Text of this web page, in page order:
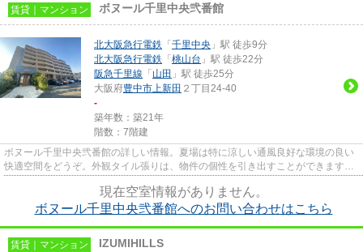
賃貸｜マンション ボヌール千里中央弐番館
北大阪急行電鉄 「 千里中央 」駅 徒歩9分
北大阪急行電鉄 「 桃山台 」駅 徒歩22分
阪急千里線 「 山田 」駅 徒歩25分
大阪府豊中市上新田 ２丁目24-40
-
築年数：築21年
階数：7階建
ボヌール千里中央弐番館の詳しい情報。夏場は特に涼しい通風良好な環境の良い
快適空間をどうぞ。外観タイル張りは、物件の個性を引き出すことができます。
現在空室情報がありません。
ボヌール千里中央弐番館へのお問い合わせはこちら
賃貸｜マンション IZUMIHILLS